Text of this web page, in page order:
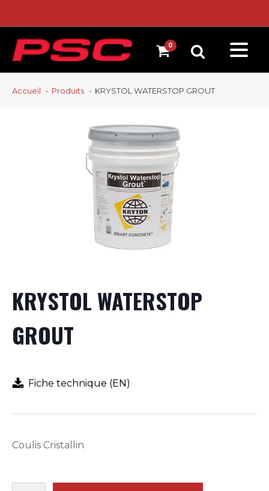
Accueil Produits KRYSTOL WATERSTOP GROUT
KRYSTOL WATERSTOP
GROUT
Fiche technique (EN)
Coulis Cristallin